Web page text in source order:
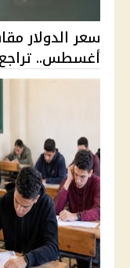
أغسطس.. تراجع في 10